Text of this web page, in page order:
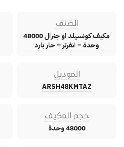
الصنف
مكيف كونسيلد او جنرال 48000
وحدة – انفرتر – حار بارد
الموديل
ARSH48KMTAZ
حجم المكيف
48000 وحدة